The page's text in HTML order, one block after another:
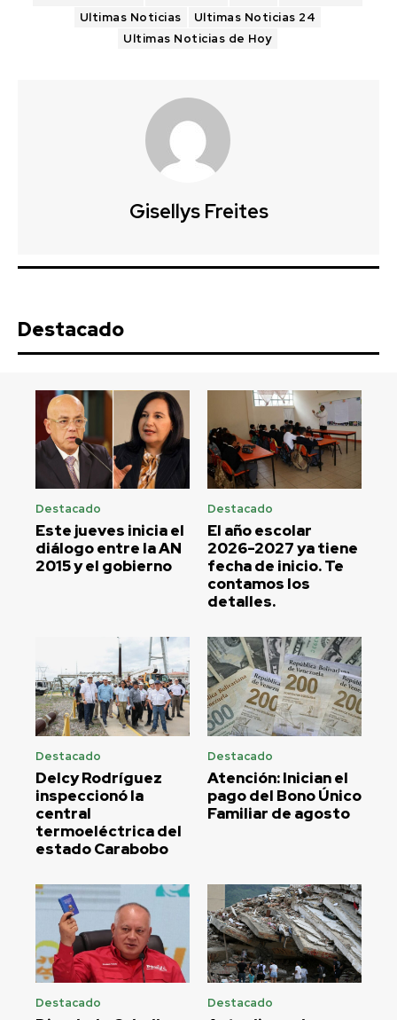
Ultimas Noticias
Ultimas Noticias 24
Ultimas Noticias de Hoy
Gisellys Freites
Destacado
Destacado
Este jueves inicia el
diálogo entre la AN
2015 y el gobierno
Destacado
El año escolar
2026-2027 ya tiene
fecha de inicio. Te
contamos los
detalles.
Destacado
Delcy Rodríguez
inspeccionó la
central
termoeléctrica del
estado Carabobo
Destacado
Atención: Inician el
pago del Bono Único
Familiar de agosto
Destacado Destacado